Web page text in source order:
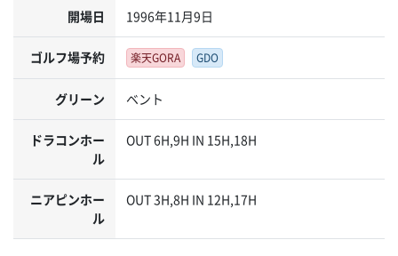
開場日 1996年11月9日
ゴルフ場予約 楽天GORA GDO
グリーン ベント
ドラコンホー
ル
OUT 6H,9H IN 15H,18H
ニアピンホー
ル
OUT 3H,8H IN 12H,17H